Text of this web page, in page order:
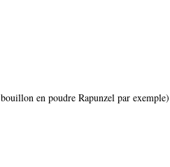
en poudre Rapunzel par exemple)